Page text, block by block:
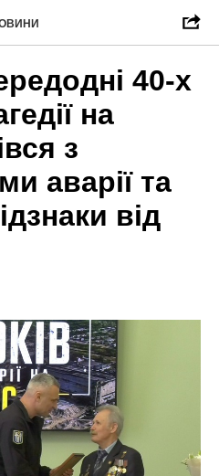
40-х
на
з
аварії та
від